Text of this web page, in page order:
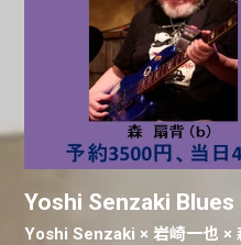
Yoshi Senzaki Blues
Yoshi Senzaki × 岩崎一也 ×